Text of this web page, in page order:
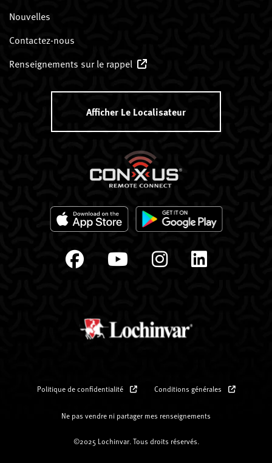
Nouvelles
Contactez-nous
Renseignements sur le rappel
Afficher Le Localisateur
Politique de confidentialité Conditions générales
Ne pas vendre ni partager mes renseignements
©2025 Lochinvar. Tous droits réservés.